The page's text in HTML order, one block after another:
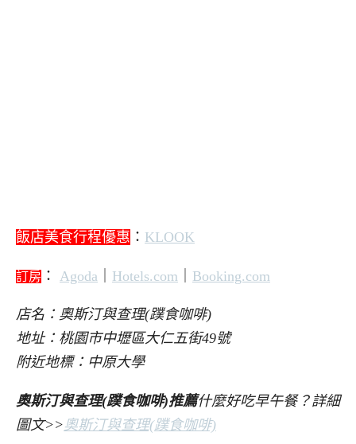
飯店美食行程優惠 ： KLOOK
訂房 ： Agoda Hotels.com Booking.com
店名：奧斯汀與查理(蹼食咖啡)
地址：桃園市中壢區大仁五街49號
附近地標：中原大學
奧斯汀與查理(蹼食咖啡)推薦什麼好吃早午餐？詳細
圖文>>奧斯汀與查理(蹼食咖啡)